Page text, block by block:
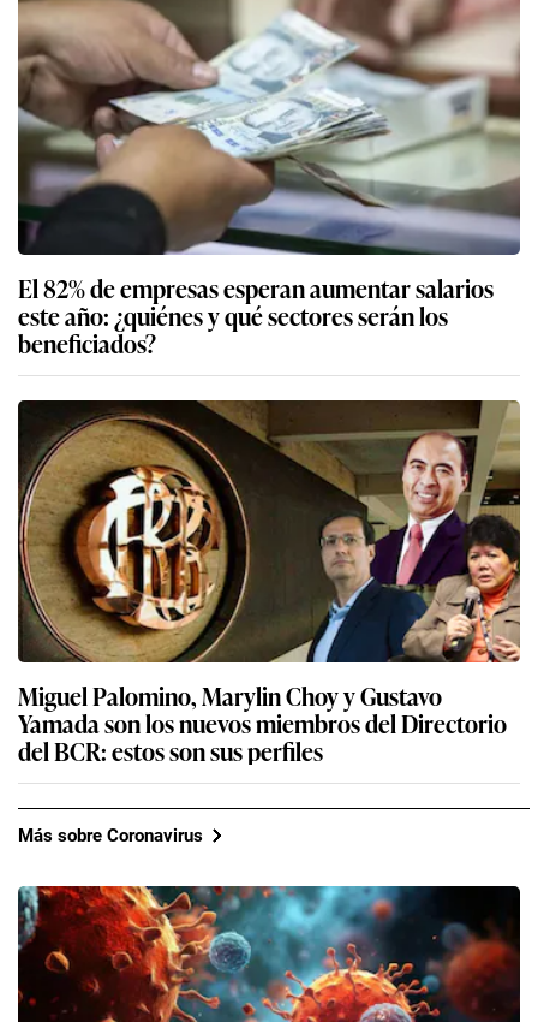
El 82% de empresas esperan aumentar salarios
este año: ¿quiénes y qué sectores serán los
beneficiados?
Miguel Palomino, Marylin Choy y Gustavo
Yamada son los nuevos miembros del Directorio
del BCR: estos son sus perfiles
Más sobre Coronavirus